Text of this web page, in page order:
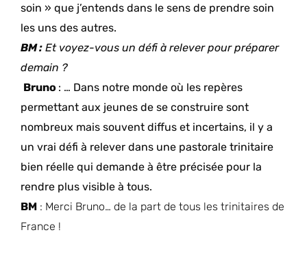
soin » que j’entends dans le sens de prendre soin
les uns des autres.
BM : Et voyez-vous un défi à relever pour préparer
demain ?
Bruno : … Dans notre monde où les repères
permettant aux jeunes de se construire sont
nombreux mais souvent diffus et incertains, il y a
un vrai défi à relever dans une pastorale trinitaire
bien réelle qui demande à être précisée pour la
rendre plus visible à tous.
BM : Merci Bruno… de la part de tous les trinitaires de
France !